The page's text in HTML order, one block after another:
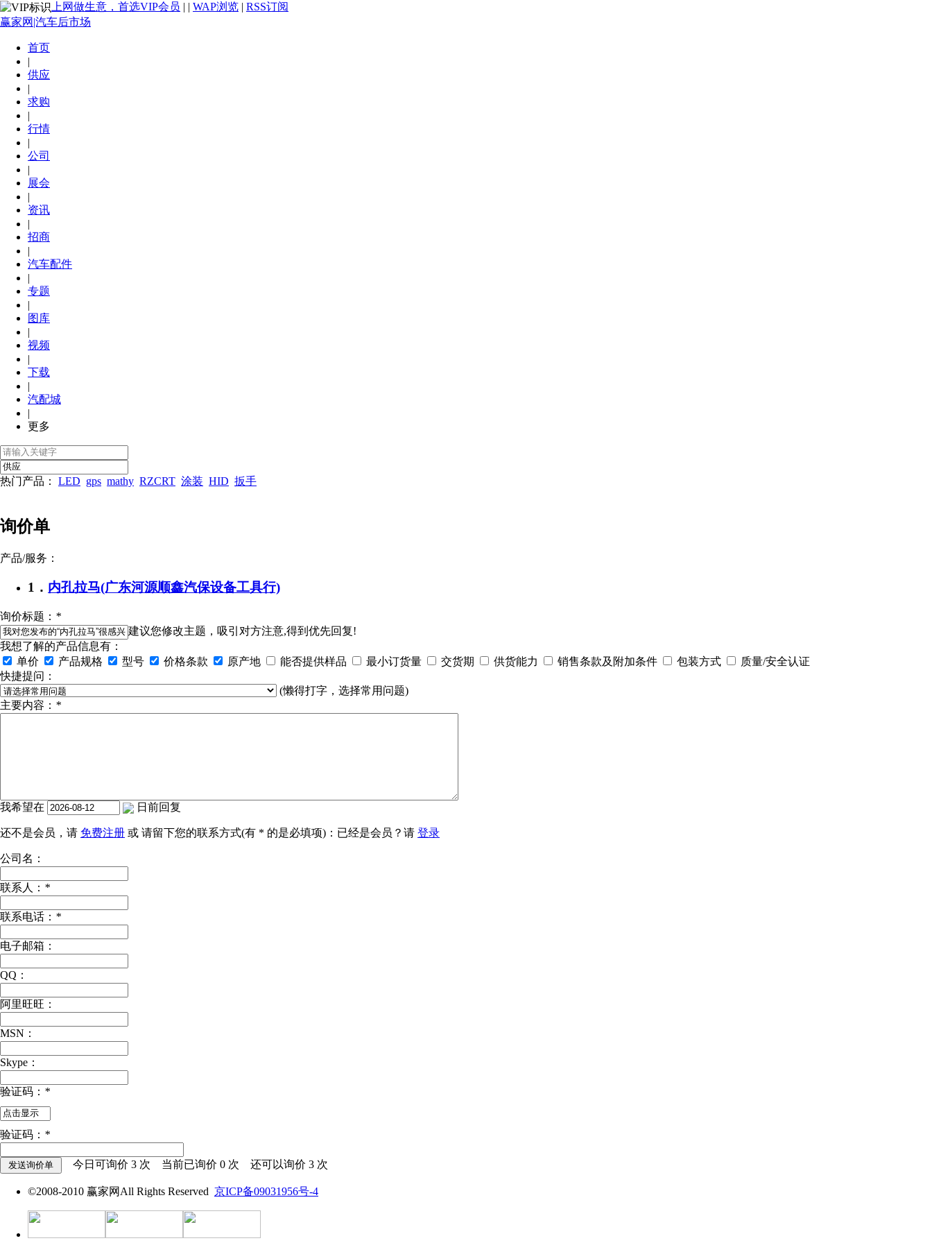
上网做生意，首选VIP会员 | | WAP浏览 | RSS订阅
赢家网|汽车后市场
首页
|
供应
|
求购
|
行情
|
公司
|
展会
|
资讯
|
招商
|
汽车配件
|
专题
|
图库
|
视频
|
下载
|
汽配城
|
更多
热门产品： LED gps mathy RZCRT 涂装 HID 扳手
询价单
产品/服务：
1． 内孔拉马(广东河源顺鑫汽保设备工具行)
询价标题： *
建议您修改主题，吸引对方注意,得到优先回复!
我想了解的产品信息有：
单价
产品规格 型号 价格条款 原产地 能否提供样品 最小订货量 交货期 供货能力 销售条款及附加条件 包装方式
质量/安全认证
快捷提问：
(懒得打字，选择常用问题)
主要内容： *
我希望在 日前回复
还不是会员，请 免费注册 或 请留下您的联系方式(有 * 的是必填项)：已经是会员？请 登录
公司名：
联系人： *
联系电话： *
电子邮箱：
QQ：
阿里旺旺：
MSN：
Skype：
验证码： *
验证码： *
今日可询价 3 次 当前已询价 0 次 还可以询价 3 次
©2008-2010 赢家网All Rights Reserved 京ICP备09031956号-4